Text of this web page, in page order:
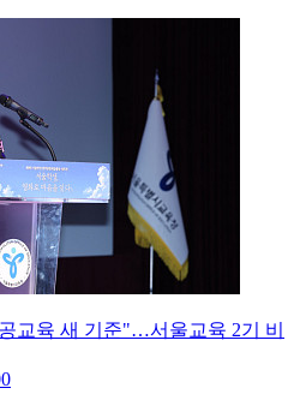
교육 새 기준"…서울교육 2기 비